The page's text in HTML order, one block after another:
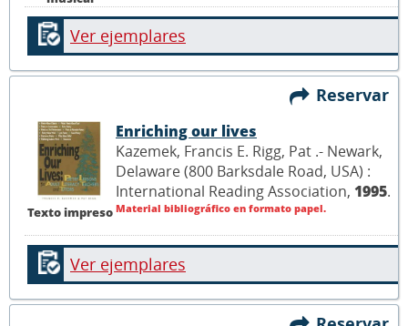
Ver ejemplares
Reservar
Texto impreso
Enriching our lives
Kazemek, Francis E. Rigg, Pat .- Newark,
Delaware (800 Barksdale Road, USA) :
International Reading Association, 1995.
Material bibliográfico en formato papel.
Ver ejemplares